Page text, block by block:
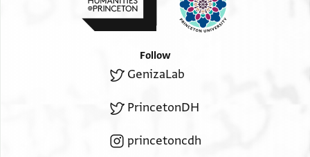
Follow
GenizaLab
PrincetonDH
princetoncdh